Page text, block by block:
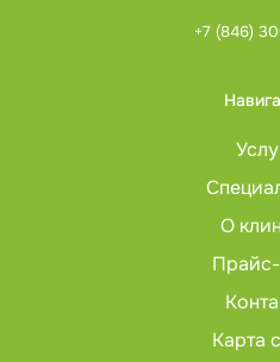
+7 (846)
О
Карта